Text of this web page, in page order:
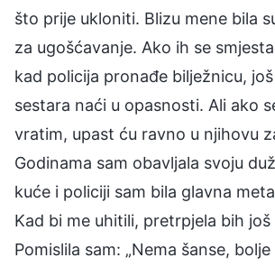
što prije ukloniti. Blizu mene bila
za ugošćavanje. Ako ih se
kad policija pronađe bilježnicu,
sestara naći u opasnosti. Ali ako
vratim, upast ću ravno u njihovu
Godinama sam obavljala svoju
kuće i policiji sam bila glavna
Kad bi me uhitili, pretrpjela bih
Pomislila sam: „Nema šanse,